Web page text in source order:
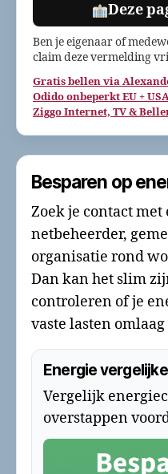
Deze
Ben je eigenaar of
claim deze vermelding
Gratis bellen via
Odido onbeperkt EU +
Ziggo Internet, TV &
Besparen op
Zoek je contact
netbeheerder,
organisatie rond
Dan kan het slim
controleren of je
vaste lasten
Energie
Vergelijk
overstappen